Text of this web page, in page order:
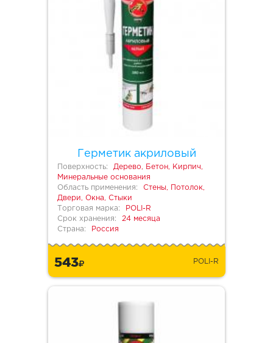
Герметик акриловый
Поверхность:
Дерево, Бетон, Кирпич,
Минеральные основания
Область применения:
Стены, Потолок,
Двери, Окна, Стыки
Торговая марка:
POLI-R
Срок хранения:
24 месяца
Страна:
Россия
543 POLI-R